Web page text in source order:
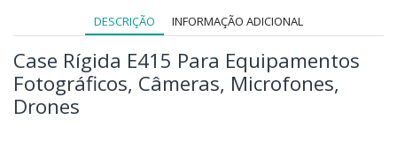
DESCRIÇÃO INFORMAÇÃO ADICIONAL
Case Rígida E415 Para Equipamentos
Fotográficos, Câmeras, Microfones,
Drones